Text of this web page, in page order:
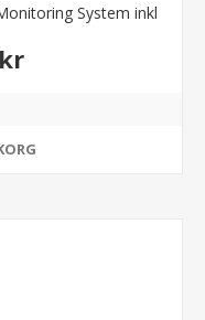
System inkl